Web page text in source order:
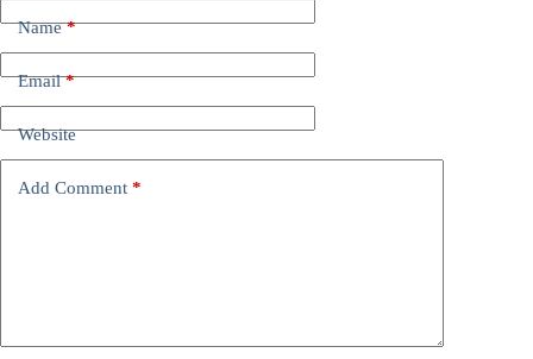
Name*
Email*
Website
Add Comment *